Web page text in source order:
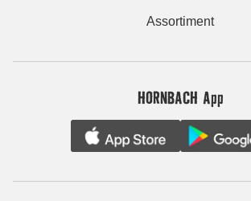
Assortiment
HORNBACH App